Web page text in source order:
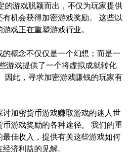
的游戏脱颖而出，不仅为玩家提供
机会获得加密游戏奖励。 这些以
戏正在重塑游戏行业。
概念不仅仅是一个幻想；而是一
游戏提供了一个将虚拟成就转化
因此，寻求加密游戏赚钱的玩家有
加密货币游戏赚取游戏的迷人世
游戏奖励的各种途径。 我们的重
佳收入，提供有关这些游戏如何
济利益的见解。